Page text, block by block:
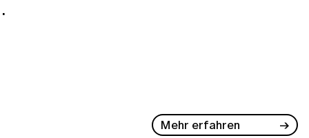
Mehr erfahren